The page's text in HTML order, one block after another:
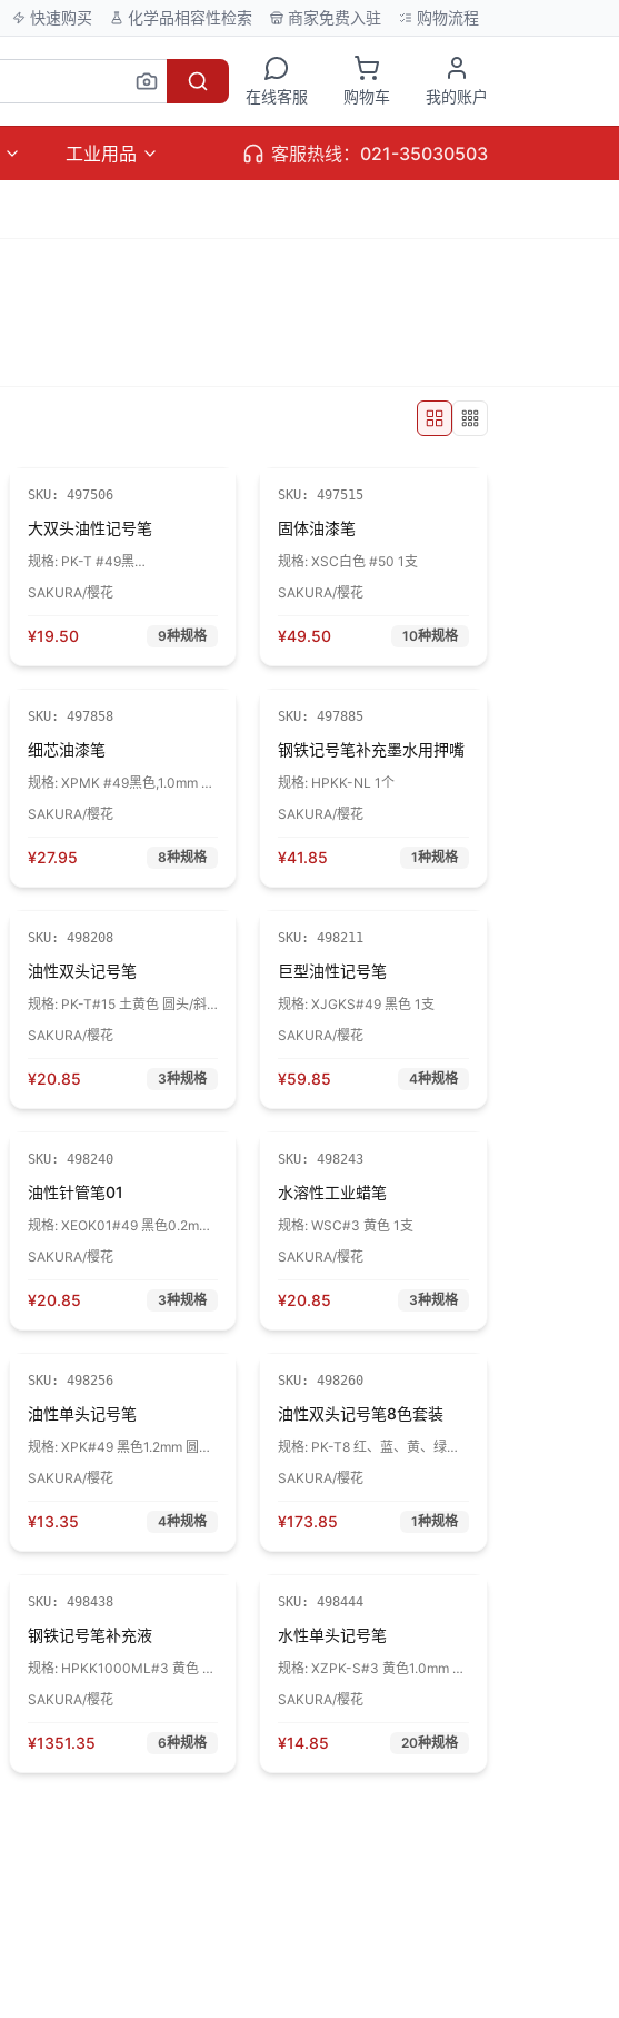
快速购买 化学品相容性检索 商家免费入驻 购物流程
在线客服 购物车 我的账户
工业用品 客服热线：021-35030503
SKU: 497506
大双头油性记号笔
规格: PK-T #49黑
SAKURA/樱花
¥19.50 9种规格
SKU:497515
固体油漆笔
规格:
XSC白色 #50 1支
SAKURA/樱花
¥49.50 10种规格
SKU: 497858
细芯油漆笔
规格: XPMK #49黑色,1.0mm 1
SAKURA/樱花
¥27.95 8种规格
SKU:497885
钢铁记号笔补充墨水用押嘴
规格: HPKK-NL 1个
SAKURA/樱花
¥41.85 1种规格
SKU: 498208
油性双头记号笔
规格: PK-T#15 土黄色 圆头/斜
SAKURA/樱花
¥20.85 3种规格
SKU:498211
巨型油性记号笔
规格:XJGKS#49 黑色 1支
SAKURA/樱花
¥59.85 4种规格
SKU: 498240
油性针管笔01
规格: XEOK01#49 黑色0.2mm
SAKURA/樱花
¥20.85 3种规格
SKU:498243
水溶性工业蜡笔
规格:WSC#3 黄色 1支
SAKURA/樱花
¥20.85 3种规格
SKU: 498256
油性单头记号笔
规格: XPK#49 黑色1.2mm 圆头
SAKURA/樱花
¥13.35 4种规格
SKU:498260
油性双头记号笔8色套装
规格: PK-T8 红、蓝、黄、绿、
支
SAKURA/樱花
¥173.85 1种规格
SKU: 498438
钢铁记号笔补充液
规格: HPKK1000ML#3 黄色 1
SAKURA/樱花
¥1351.35 6种规格
SKU:498444
水性单头记号笔
规格:XZPK-S#3 黄色1.0mm 1
SAKURA/樱花
¥14.85 20种规格